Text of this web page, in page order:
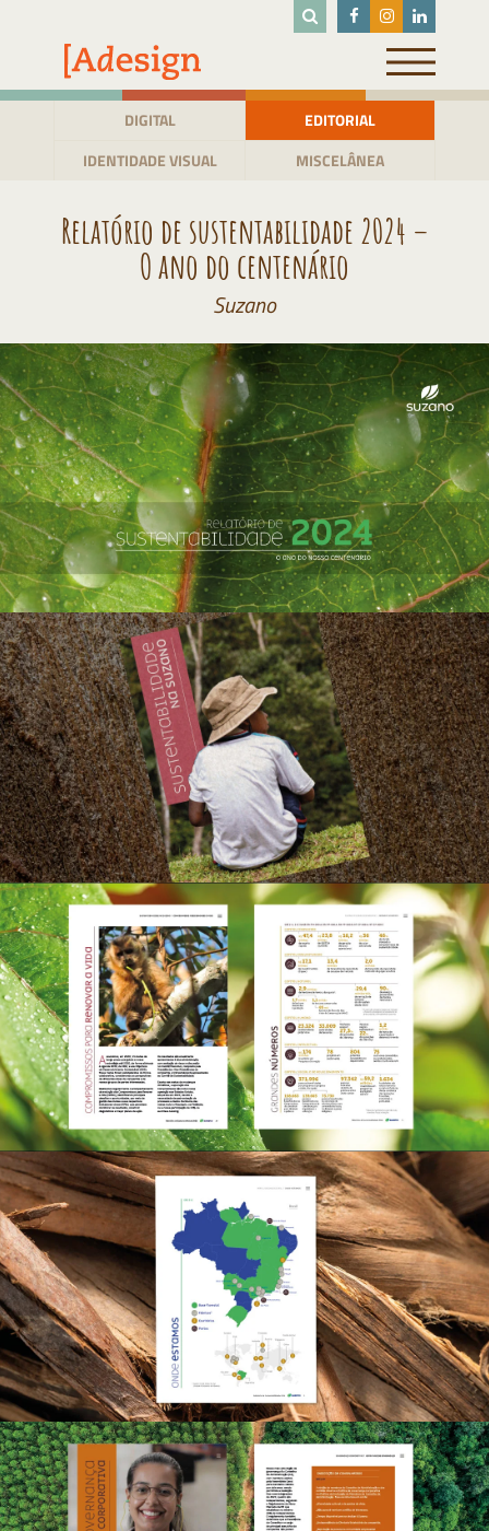
conteúdo
DIGITAL
EDITORIAL
IDENTIDADE VISUAL
MISCELÂNEA
Relatório de sustentabilidade 2024 –
O ano do centenário
Suzano